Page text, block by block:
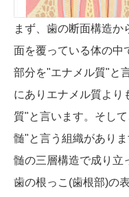
まず、歯の断面構造か
面を覆っている体の中
部分を"エナメル質"と
にありエナメル質より
質"と言います。そし
髄"と言う組織があり
髄の三層構造で成り立
歯の根っこ(歯根部)の